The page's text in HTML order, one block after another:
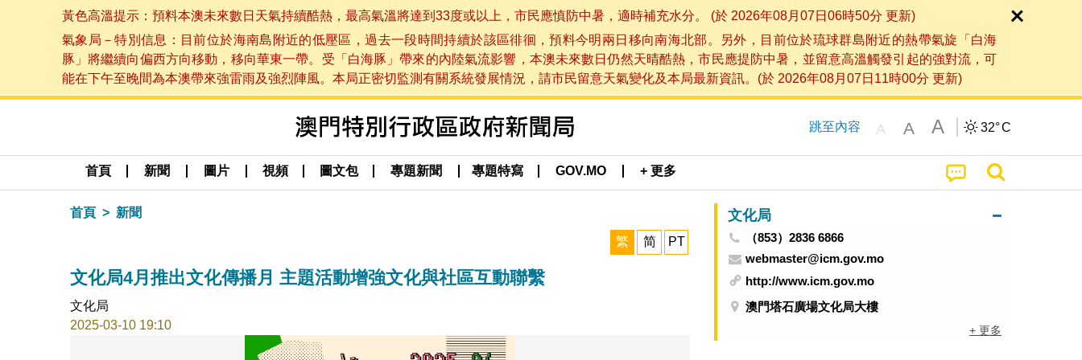
黃色高溫提示：預料本澳未來數日天氣持續酷熱，最高氣溫將達到33度或以上，市民應慎防中暑，適時補充水分。 (於 2026年08月07日06時50分 更新)
氣象局－特別信息：目前位於海南島附近的低壓區，過去一段時間持續於該區徘徊，預料今明兩日移向南海北部。另外，目前位於琉球群島附近的熱帶氣旋「白海
豚」將繼續向偏西方向移動，移向華東一帶。受「白海豚」帶來的內陸氣流影響，本澳未來數日仍然天晴酷熱，市民應提防中暑，並留意高溫觸發引起的強對流，可
能在下午至晚間為本澳帶來強雷雨及強烈陣風。本局正密切監測有關系統發展情況，請市民留意天氣變化及本局最新資訊。(於 2026年08月07日11時00分 更新)
跳至內容 A A A 32°C
首頁 新聞 圖片 視頻 圖文包 專題新聞 專題特寫 GOV.MO + 更多
首頁 新聞
繁 简 PT
文化局4月推出文化傳播月 主題活動增強文化與社區互動聯繫
文化局
2025-03-10 19:10
文化局
（853）2836 6866
webmaster@icm.gov.mo
http://www.icm.gov.mo
澳門塔石廣場文化局大樓
+ 更多